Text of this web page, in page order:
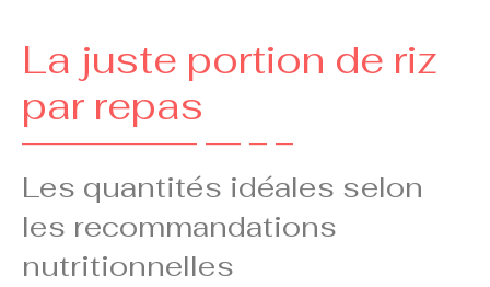
La juste portion de riz
par repas
Les quantités idéales selon
les recommandations
nutritionnelles